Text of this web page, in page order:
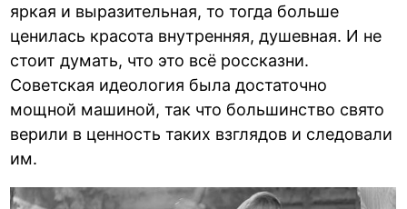
яркая и выразительная, то тогда больше
ценилась красота внутренняя, душевная. И не
стоит думать, что это всё россказни.
Советская идеология была достаточно
мощной машиной, так что большинство свято
верили в ценность таких взглядов и следовали
им.